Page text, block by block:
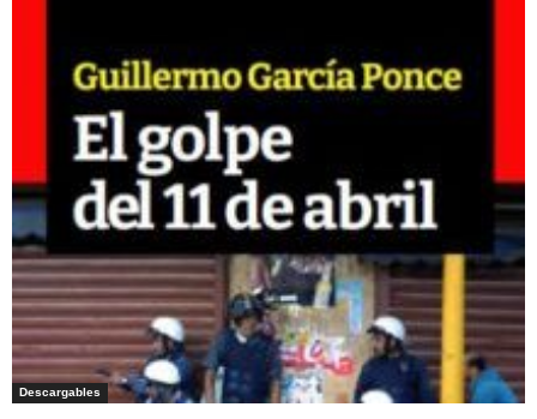
Descargables